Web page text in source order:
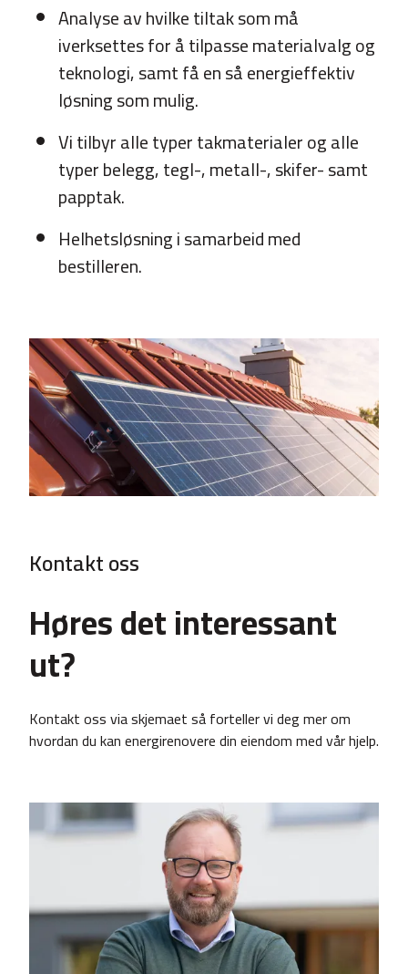
Analyse av hvilke tiltak som må
iverksettes for å tilpasse materialvalg og
teknologi, samt få en så energieffektiv
løsning som mulig.
Vi tilbyr alle typer takmaterialer og alle
typer belegg, tegl-, metall-, skifer- samt
papptak.
Helhetsløsning i samarbeid med
bestilleren.
Kontakt oss
Høres det interessant
ut?
Kontakt oss via skjemaet så forteller vi deg mer om
hvordan du kan energirenovere din eiendom med vår hjelp.